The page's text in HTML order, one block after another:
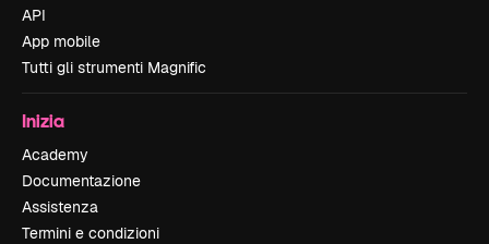
API
App mobile
Tutti gli strumenti Magnific
Inizia
Academy
Documentazione
Assistenza
Termini e condizioni